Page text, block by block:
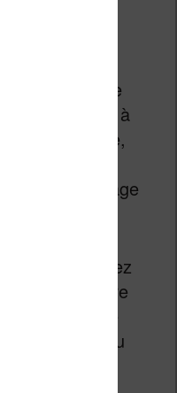
»
analyse
du livre et
mise en forme
des retours à
de chapitre,
du formatage
: Sélectionnez
à votre
Ce réglage
les marges au